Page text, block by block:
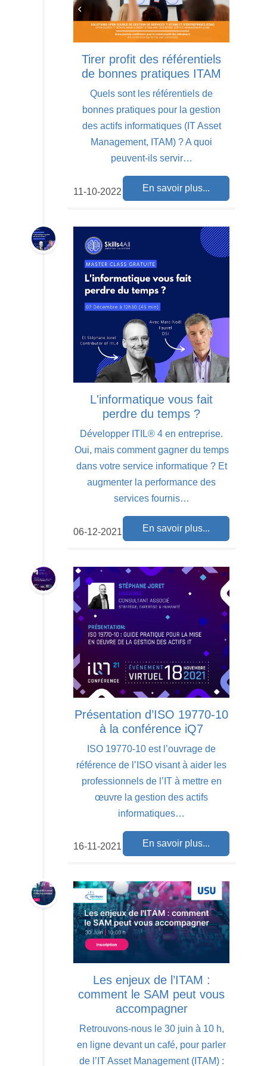
Tirer profit des référentiels
de bonnes pratiques ITAM
Quels sont les référentiels de
bonnes pratiques pour la gestion
des actifs informatiques (IT Asset
Management, ITAM) ? A quoi
peuvent-ils servir…
En savoir plus...
11-10-2022
L'informatique vous fait
perdre du temps ?
Développer ITIL® 4 en entreprise.
Oui, mais comment gagner du temps
dans votre service informatique ? Et
augmenter la performance des
services fournis…
En savoir plus...
06-12-2021
Présentation d’ISO 19770-10
à la conférence iQ7
ISO 19770-10 est l’ouvrage de
référence de l’ISO visant à aider les
professionnels de l’IT à mettre en
œuvre la gestion des actifs
informatiques…
En savoir plus...
16-11-2021
Les enjeux de l’ITAM :
comment le SAM peut vous
accompagner
Retrouvons-nous le 30 juin à 10 h,
en ligne devant un café, pour parler
de l’IT Asset Management (ITAM) :